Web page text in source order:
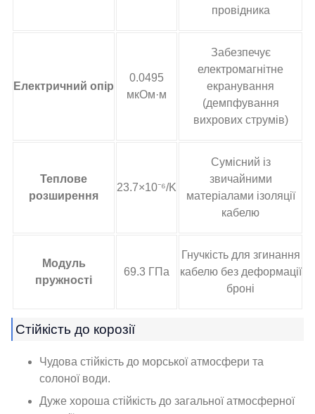
провідника
Електричний опір
0.0495
мкОм·м
Забезпечує
електромагнітне
екранування
(демпфування
вихрових струмів)
Теплове
розширення
23.7×10⁻⁶/K
Сумісний із
звичайними
матеріалами ізоляції
кабелю
Модуль
пружності
69.3 ГПа
Гнучкість для згинання
кабелю без деформації
броні
Стійкість до корозії
Чудова стійкість до морської атмосфери та
солоної води.
Дуже хороша стійкість до загальної атмосферної